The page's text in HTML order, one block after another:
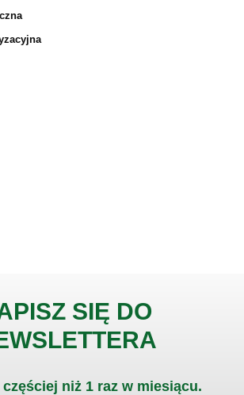
SIĘ DO
niż 1 raz w miesiącu.